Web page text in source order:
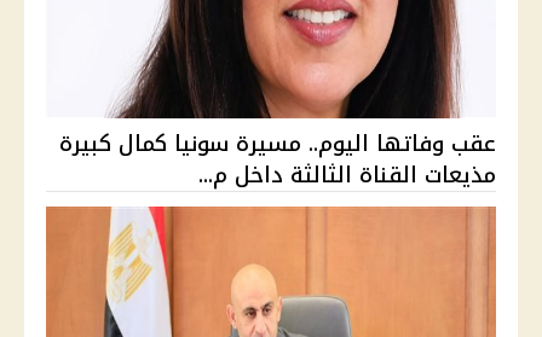
عقب وفاتها اليوم.. مسيرة سونيا كمال كبيرة
مذيعات القناة الثالثة داخل م...